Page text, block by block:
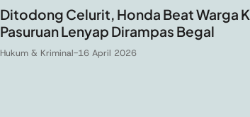
Ditodong Celurit, Honda Beat Warga
Pasuruan Lenyap Dirampas Begal
Hukum & Kriminal-16 April 2026